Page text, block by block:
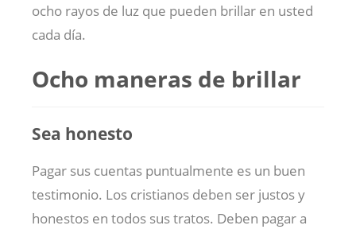
ocho rayos de luz que pueden brillar en usted
cada día.
Ocho maneras de brillar
Sea honesto
Pagar sus cuentas puntualmente es un buen
testimonio. Los cristianos deben ser justos y
honestos en todos sus tratos. Deben pagar a